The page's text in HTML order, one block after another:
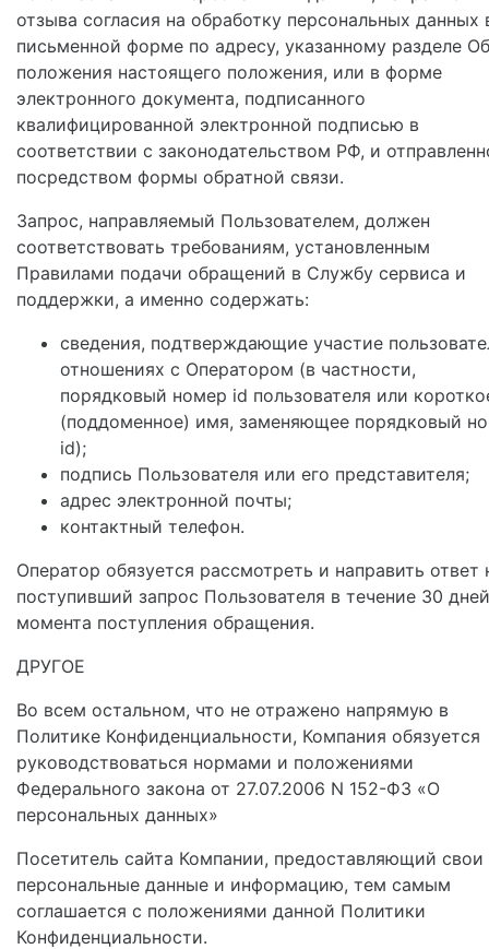
отзыва согласия на обработку персональных данных
письменной форме по адресу, указанному разделе
положения настоящего положения, или в форме
электронного документа, подписанного
квалифицированной электронной подписью в
соответствии с законодательством РФ, и
посредством формы обратной связи.
Запрос, направляемый Пользователем, должен
соответствовать требованиям, установленным
Правилами подачи обращений в Службу сервиса и
поддержки, а именно содержать:
сведения, подтверждающие участие
отношениях с Оператором (в частности,
порядковый номер id пользователя или
(поддоменное) имя, заменяющее порядковый
id);
подпись Пользователя или его представителя;
адрес электронной почты;
контактный телефон.
Оператор обязуется рассмотреть и направить ответ
поступивший запрос Пользователя в течение 30
момента поступления обращения.
ДРУГОЕ
Во всем остальном, что не отражено напрямую в
Политике Конфиденциальности, Компания обязуется
руководствоваться нормами и положениями
Федерального закона от 27.07.2006 N 152-ФЗ «О
персональных данных»
Посетитель сайта Компании, предоставляющий свои
персональные данные и информацию, тем самым
соглашается с положениями данной Политики
Конфиденциальности.